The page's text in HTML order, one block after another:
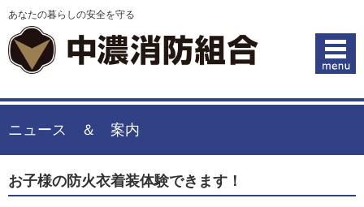
あなたの暮らしの安全を守る
ニュース ＆ 案内
お子様の防火衣着装体験できます！